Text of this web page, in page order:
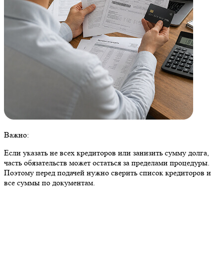
Важно:
Если указать не всех кредиторов или занизить сумму долга,
часть обязательств может остаться за пределами процедуры.
Поэтому перед подачей нужно сверить список кредиторов и
все суммы по документам.